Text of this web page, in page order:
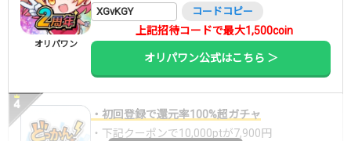
オリパワン
XGvKGY コードコピー
上記招待コードで最大1,500coin
オリパワン公式はこちら ＞
・初回登録で還元率100%超ガチャ
・下記クーポンで10,000ptが7,900円